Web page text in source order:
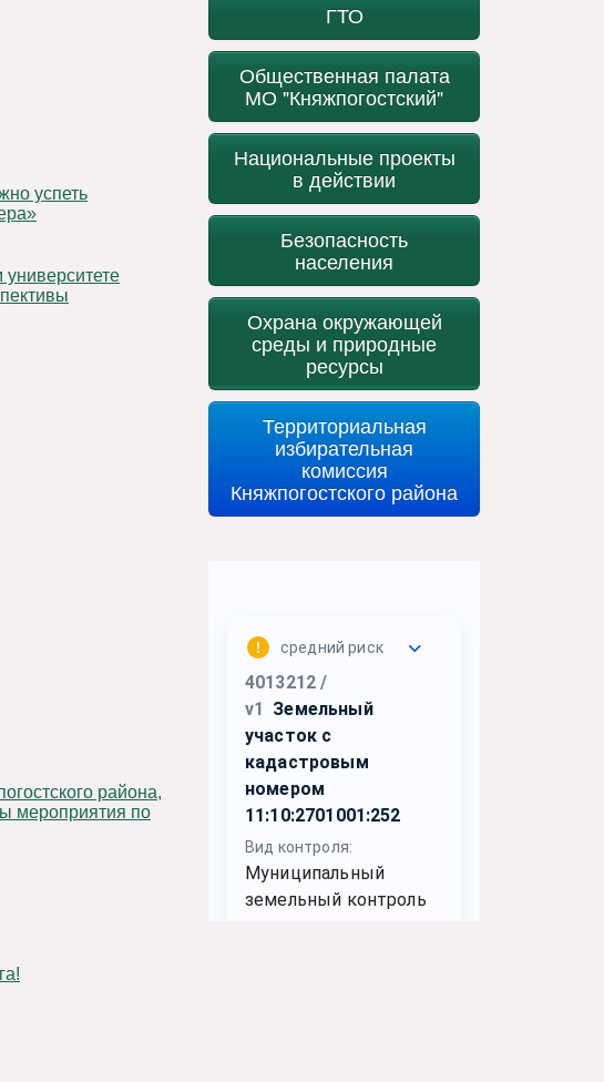
мероприятия по
ГТО
Общественная палата
МО "Княжпогостский"
Национальные проекты
в действии
Безопасность
населения
Охрана окружающей
среды и природные
ресурсы
Территориальная
избирательная
комиссия
Княжпогостского района